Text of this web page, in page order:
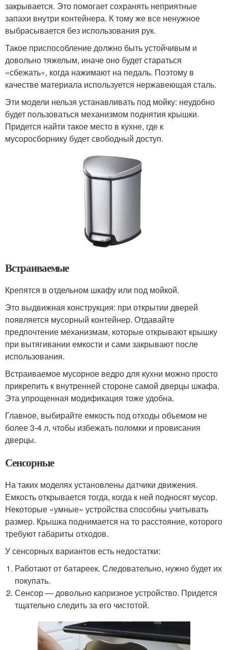
закрывается. Это помогает сохранять неприятные
запахи внутри контейнера. К тому же все ненужное
выбрасывается без использования рук.
Такое приспособление должно быть устойчивым и
довольно тяжелым, иначе оно будет стараться
«сбежать», когда нажимают на педаль. Поэтому в
качестве материала используется нержавеющая сталь.
Эти модели нельзя устанавливать под мойку: неудобно
будет пользоваться механизмом поднятия крышки.
Придется найти такое место в кухне, где к
мусоросборнику будет свободный доступ.
Встраиваемые
Крепятся в отдельном шкафу или под мойкой.
Это выдвижная конструкция: при открытии дверей
появляется мусорный контейнер. Отдавайте
предпочтение механизмам, которые открывают крышку
при вытягивании емкости и сами закрывают после
использования.
Встраиваемое мусорное ведро для кухни можно просто
прикрепить к внутренней стороне самой дверцы шкафа.
Эта упрощенная модификация тоже удобна.
Главное, выбирайте емкость под отходы объемом не
более 3-4 л, чтобы избежать поломки и провисания
дверцы.
Сенсорные
На таких моделях установлены датчики движения.
Емкость открывается тогда, когда к ней подносят мусор.
Некоторые «умные» устройства способны учитывать
размер. Крышка поднимается на то расстояние, которого
требуют габариты отходов.
У сенсорных вариантов есть недостатки:
Работают от батареек. Следовательно, нужно будет их
покупать.
Сенсор — довольно капризное устройство. Придется
тщательно следить за его чистотой.